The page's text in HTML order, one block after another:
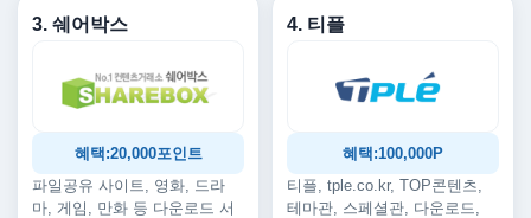
3. 쉐어박스
혜택:20,000포인트
파일공유 사이트, 영화, 드라
마, 게임, 만화 등 다운로드 서
4. 티플
혜택:100,000P
티플, tple.co.kr, TOP콘텐츠,
테마관, 스페셜관, 다운로드,